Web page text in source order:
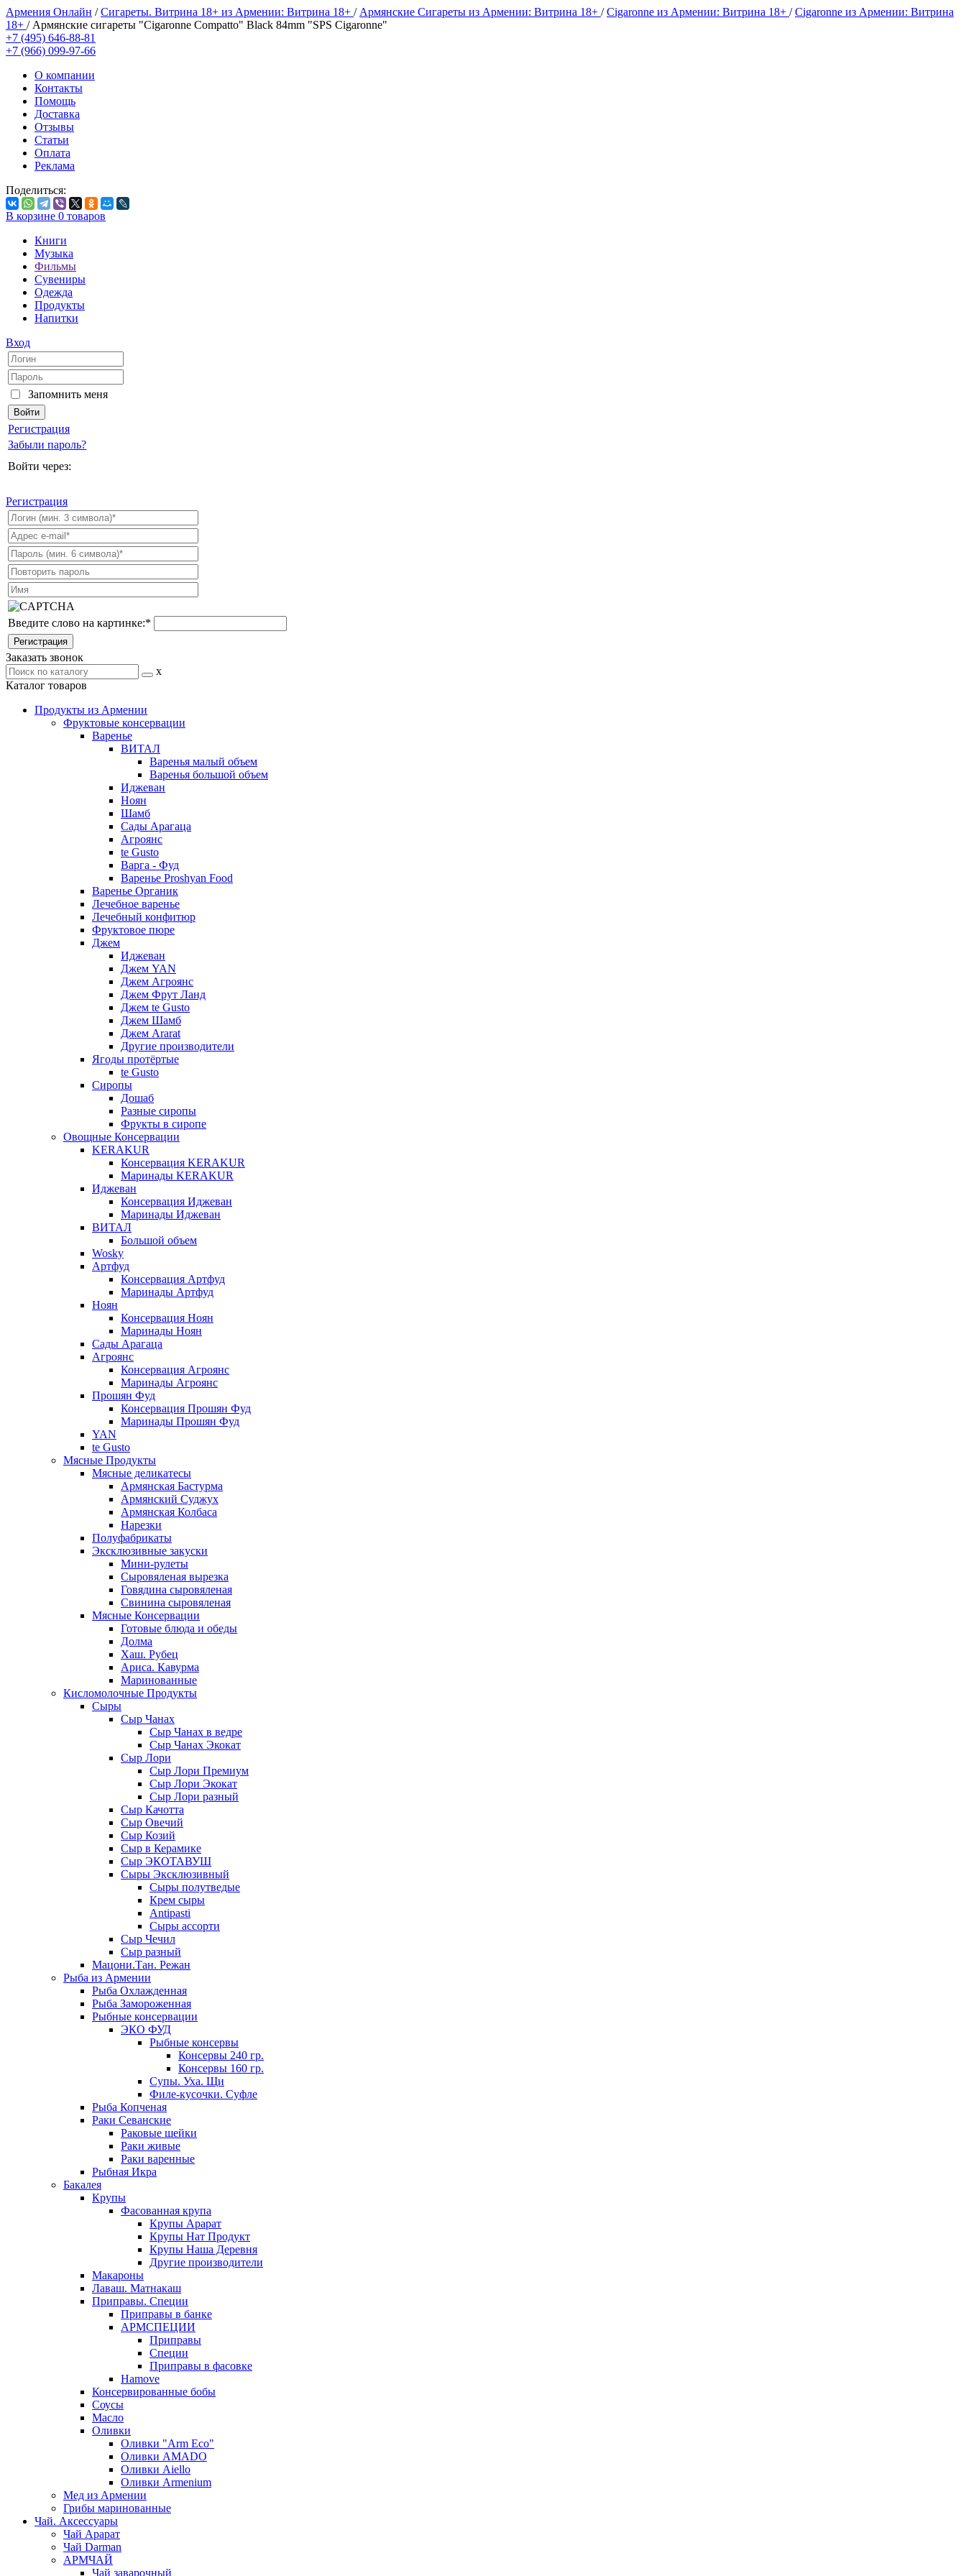
Армения Онлайн /Сигареты. Витрина 18+ из Армении: Витрина 18+ / Армянские Сигареты из Армении: Витрина 18+ /Cigaronne из Армении: Витрина 18+ /Cigaronne из Армении: Витрина
18+ / Армянские сигареты "Cigaronne Compatto" Black 84mm "SPS Cigaronne"
+7 (495) 646-88-81
+7 (966) 099-97-66
О компании
Контакты
Помощь
Доставка
Отзывы
Статьи
Оплата
Реклама
Поделиться:
В корзине 0 товаров
Книги
Музыка
Фильмы
Сувениры
Одежда
Продукты
Напитки
Вход
Запомнить меня
Регистрация
Забыли пароль?
Войти через:
Регистрация
Введите слово на картинке:*
Заказать звонок
x
Каталог товаров
Продукты из Армении
Фруктовые консервации
Варенье
ВИТАЛ
Варенья малый объем
Варенья большой объем
Иджеван
Ноян
Шамб
Сады Арагаца
Агроянс
te Gusto
Варга - Фуд
Варенье Proshyan Food
Варенье Органик
Лечебное варенье
Лечебный конфитюр
Фруктовое пюре
Джем
Иджеван
Джем YAN
Джем Агроянс
Джем Фрут Ланд
Джем te Gusto
Джем Шамб
Джем Ararat
Другие производители
Ягоды протёртые
te Gusto
Сиропы
Дошаб
Разные сиропы
Фрукты в сиропе
Овощные Консервации
KERAKUR
Консервация KERAKUR
Маринады KERAKUR
Иджеван
Консервация Иджеван
Маринады Иджеван
ВИТАЛ
Большой объем
Wosky
Артфуд
Консервация Артфуд
Маринады Артфуд
Ноян
Консервация Ноян
Маринады Ноян
Сады Арагаца
Агроянс
Консервация Агроянс
Маринады Агроянс
Прошян Фуд
Консервация Прошян Фуд
Маринады Прошян Фуд
YAN
te Gusto
Мясные Продукты
Мясные деликатесы
Армянская Бастурма
Армянский Суджух
Армянская Колбаса
Нарезки
Полуфабрикаты
Эксклюзивные закуски
Мини-рулеты
Сыровяленая вырезка
Говядина сыровяленая
Свинина сыровяленая
Мясные Консервации
Готовые блюда и обеды
Долма
Хаш. Рубец
Ариса. Кавурма
Маринованные
Кисломолочные Продукты
Сыры
Сыр Чанах
Сыр Чанах в ведре
Сыр Чанах Экокат
Сыр Лори
Сыр Лори Премиум
Сыр Лори Экокат
Сыр Лори разный
Сыр Качотта
Сыр Овечий
Сыр Козий
Сыр в Керамике
Сыр ЭКОТАВУШ
Сыры Эксклюзивный
Сыры полутведые
Крем сыры
Antipasti
Сыры ассорти
Сыр Чечил
Сыр разный
Мацони.Тан. Режан
Рыба из Армении
Рыба Охлажденная
Рыба Замороженная
Рыбные консервации
ЭКО ФУД
Рыбные консервы
Консервы 240 гр.
Консервы 160 гр.
Супы. Уха. Щи
Филе-кусочки. Суфле
Рыба Копченая
Раки Севанские
Раковые шейки
Раки живые
Раки варенные
Рыбная Икра
Бакалея
Крупы
Фасованная крупа
Крупы Арарат
Крупы Нат Продукт
Крупы Наша Деревня
Другие производители
Макароны
Лаваш. Матнакаш
Приправы. Специи
Приправы в банке
АРМСПЕЦИИ
Приправы
Специи
Приправы в фасовке
Hamove
Консервированные бобы
Соусы
Масло
Оливки
Оливки "Arm Eco"
Оливки AMADO
Оливки Aiello
Оливки Armenium
Мед из Армении
Грибы маринованные
Чай. Аксессуары
Чай Арарат
Чай Darman
АРМЧАЙ
Чай заварочный